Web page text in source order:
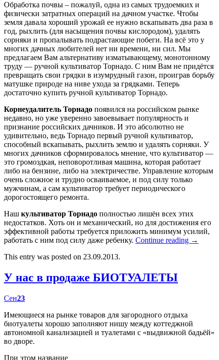
Обработка почвы – пожалуй, одна из самых трудоемких и
физически затратных операций на дачном участке. Чтобы
земля давала хороший урожай ее нужно вскапывать два раза в
год, рыхлить (для насыщения почвы кислородом), удалять
сорняки и пропалывать подрастающие побеги. На всё это у
многих дачных любителей нет ни времени, ни сил. Мы
предлагаем Вам альтернативу изматывающему, монотонному
труду — ручной культиватор Торнадо. С ним Вам не придётся
превращать свои грядки в изумрудный газон, проиграв борьбу
матушке природе на ниве ухода за грядками. Теперь
достаточно купить ручной культиватор Торнадо.
Корнеудалитель Торнадо появился на российском рынке
недавно, но уже уверенно завоевывает популярность и
признание российских дачников. И это абсолютно не
удивительно, ведь Торнадо первый ручной культиватор,
способный вскапывать, рыхлить землю и удалять сорняки. У
многих дачников сформировалось мнение, что культиватор —
это громоздкая, неповоротливая машина, которая работает
либо на бензине, либо на электричестве. Управление которым
очень сложное и трудно осваиваемое, и под силу только
мужчинам, а сам культиватор требует периодического
дорогостоящего ремонта.
Наш культиватор Торнадо полностью лишён всех этих
недостатков. Хоть он и механический, но для достижения его
эффективной работы требуется приложить минимум усилий,
работать с ним под силу даже ребенку. Continue reading →
This entry was posted on 23.09.2013.
У нас в продаже БИОТУАЛЕТЫ
Сен23
Имеющиеся на рынке товаров для загородного отдыха
биотуалеты хорошо заполняют нишу между коттеджной
автономной канализацией и туалетами с «выдвижной бадьёй»
во дворе.
При этом название